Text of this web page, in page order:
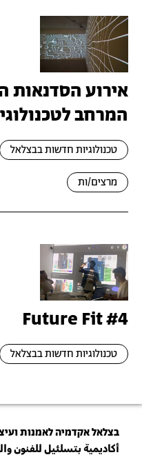
אירוע הסדנאות
המרחב
טכנולוגיות חדשות בבצלאל
מרצים/ות
Future Fit #4
טכנולוגיות חדשות בבצלאל
בצלאל אקדמיה לאמנות
أكاديمية بتسلئيل للفنون